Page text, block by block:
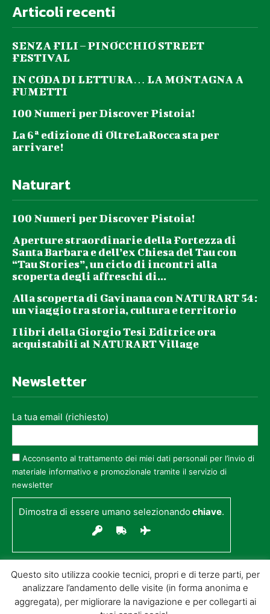
Articoli recenti
SENZA FILI – PINOCCHIO STREET
FESTIVAL
IN CODA DI LETTURA… LA MONTAGNA A
FUMETTI
100 Numeri per Discover Pistoia!
La 6ª edizione di OltreLaRocca sta per
arrivare!
Naturart
100 Numeri per Discover Pistoia!
Aperture straordinarie della Fortezza di
Santa Barbara e dell’ex Chiesa del Tau con
“Tau Stories”, un ciclo di incontri alla
scoperta degli affreschi di...
Alla scoperta di Gavinana con NATURART 54:
un viaggio tra storia, cultura e territorio
I libri della Giorgio Tesi Editrice ora
acquistabili al NATURART Village
Newsletter
La tua email (richiesto)
Acconsento al trattamento dei miei dati personali per l’invio di
materiale informativo e promozionale tramite il servizio di
newsletter
Dimostra di essere umano selezionandochiave.
Questo sito utilizza cookie tecnici, propri e di terze parti, per
analizzare l’andamento delle visite (in forma anonima e
aggregata), per migliorare la navigazione e per collegarti ai